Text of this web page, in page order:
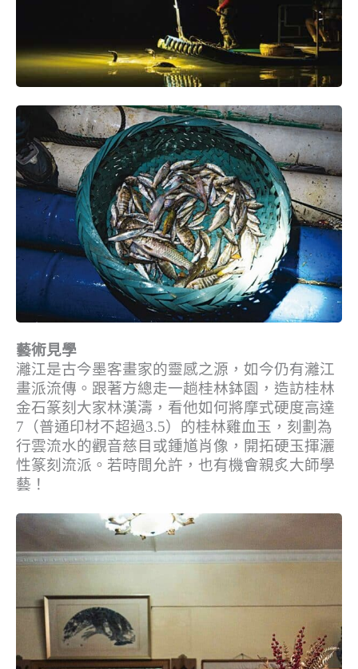
藝術見學
灕江是古今墨客畫家的靈感之源，如今仍有灕江
畫派流傳。跟著方總走一趟桂林鉢園，造訪桂林
金石篆刻大家林漢濤，看他如何將摩式硬度高達
7（普通印材不超過3.5）的桂林雞血玉，刻劃為
行雲流水的觀音慈目或鍾馗肖像，開拓硬玉揮灑
性篆刻流派。若時間允許，也有機會親炙大師學
藝！